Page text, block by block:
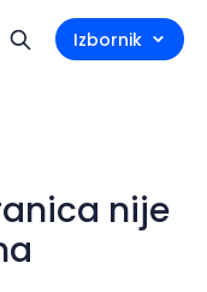
Izbornik
nije